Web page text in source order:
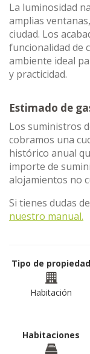
La luminosidad
amplias
ciudad. Los
funcionalidad de
ambiente ideal
y practicidad.
Estimado de
Los suministros
cobramos una
histórico anual
importe de
alojamientos no
Si tienes dudas
nuestro manual.
Tipo de propiedad
Habitación
Habitaciones